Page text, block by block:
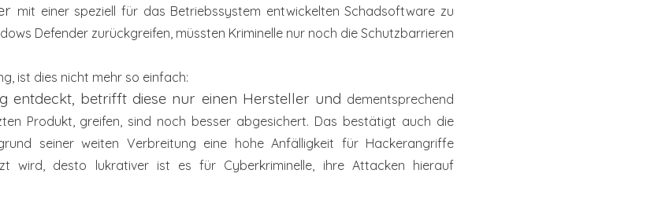
mit einer speziell für das Betriebssystem entwickeltenSchadsoftware zu
Defender zurückgreifen, müssten Kriminelle nur noch die Schutzbarrieren
ist dies nicht mehr so einfach:
entdeckt, betrifft diese nur einen Hersteller und dementsprechend
Produkt, greifen, sind noch besser abgesichert. Das bestätigt auch die
seiner weiten Verbreitung eine hohe Anfälligkeit für Hackerangriffe
wird, desto lukrativer ist es für Cyberkriminelle, ihre Attacken hierauf